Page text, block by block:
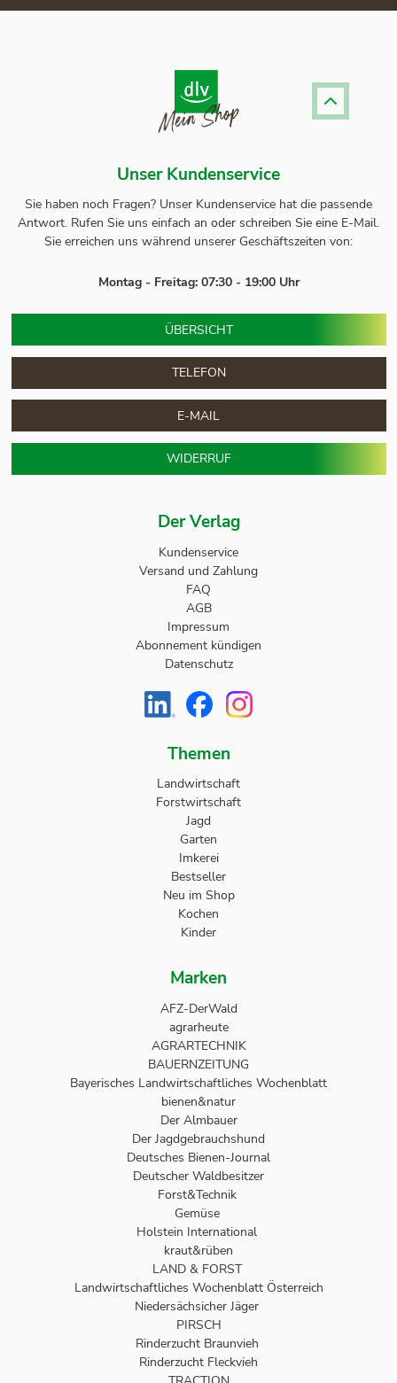
Der Verlag
Kundenservice
Versand und Zahlung
FAQ
AGB
Impressum
Abonnement kündigen
Datenschutz
Themen
Landwirtschaft
Forstwirtschaft
Jagd
Garten
Imkerei
Bestseller
Neu im Shop
Kochen
Kinder
Marken
AFZ-DerWald
agrarheute
AGRARTECHNIK
BAUERNZEITUNG
Bayerisches Landwirtschaftliches Wochenblatt
bienen&natur
Der Almbauer
Der Jagdgebrauchshund
Deutsches Bienen-Journal
Deutscher Waldbesitzer
Forst&Technik
Gemüse
Holstein International
kraut&rüben
LAND & FORST
Landwirtschaftliches Wochenblatt Österreich
Niedersächsicher Jäger
PIRSCH
Rinderzucht Braunvieh
Rinderzucht Fleckvieh
Unser Kundenservice
Sie haben noch Fragen? Unser Kundenservice hat die passende
Antwort. Rufen Sie uns einfach an oder schreiben Sie eine E-Mail.
Sie erreichen uns während unserer Geschäftszeiten von:
Montag - Freitag: 07:30 - 19:00 Uhr
ÜBERSICHT
TELEFON
E-MAIL
WIDERRUF